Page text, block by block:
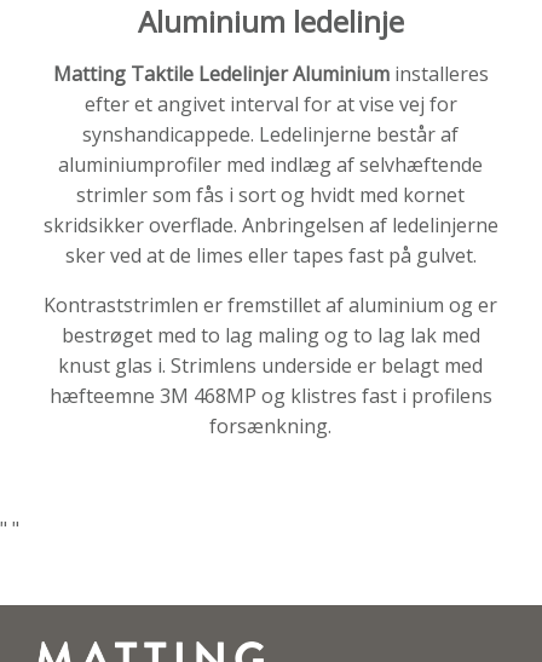
Aluminium ledelinje
Matting Taktile Ledelinjer Aluminiuminstalleres
efter et angivet interval for at vise vej for
synshandicappede. Ledelinjerne består af
aluminiumprofiler med indlæg af selvhæftende
strimler som fås i sort og hvidt med kornet
skridsikker overflade. Anbringelsen af ledelinjerne
sker ved at de limes eller tapes fast på gulvet.
Kontraststrimlen er fremstillet af aluminium og er
bestrøget med to lag maling og to lag lak med
knust glas i. Strimlens underside er belagt med
hæfteemne 3M 468MP og klistres fast i profilens
forsænkning.
" "